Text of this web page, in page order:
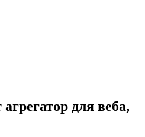
для веба,